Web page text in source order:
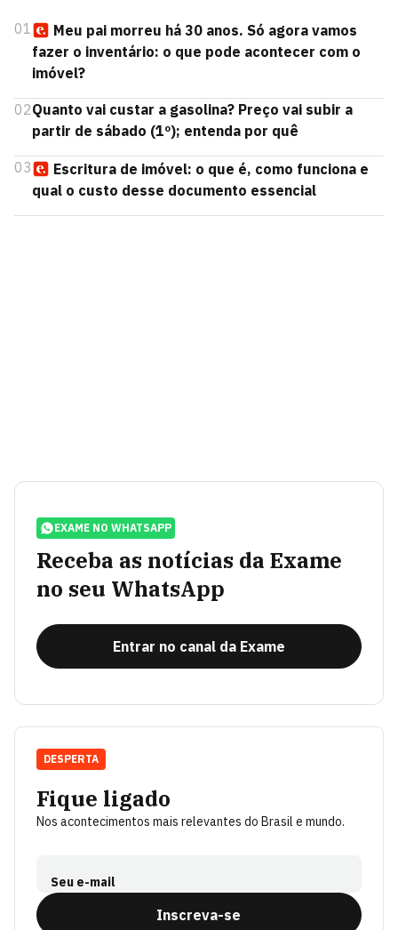
01
Meu pai morreu há 30 anos. Só agora vamos
fazer o inventário: o que pode acontecer com o
imóvel?
02Quanto vai custar a gasolina? Preço vai subir a
partir de sábado (1º); entenda por quê
03
Escritura de imóvel: o que é, como funciona e
qual o custo desse documento essencial
EXAME NO WHATSAPP
Receba as notícias da Exame
no seu WhatsApp
Entrar no canal da Exame
Fique ligado
Nos acontecimentos mais relevantes do Brasil e mundo.
Seu e-mail
Inscreva-se
DESPERTA